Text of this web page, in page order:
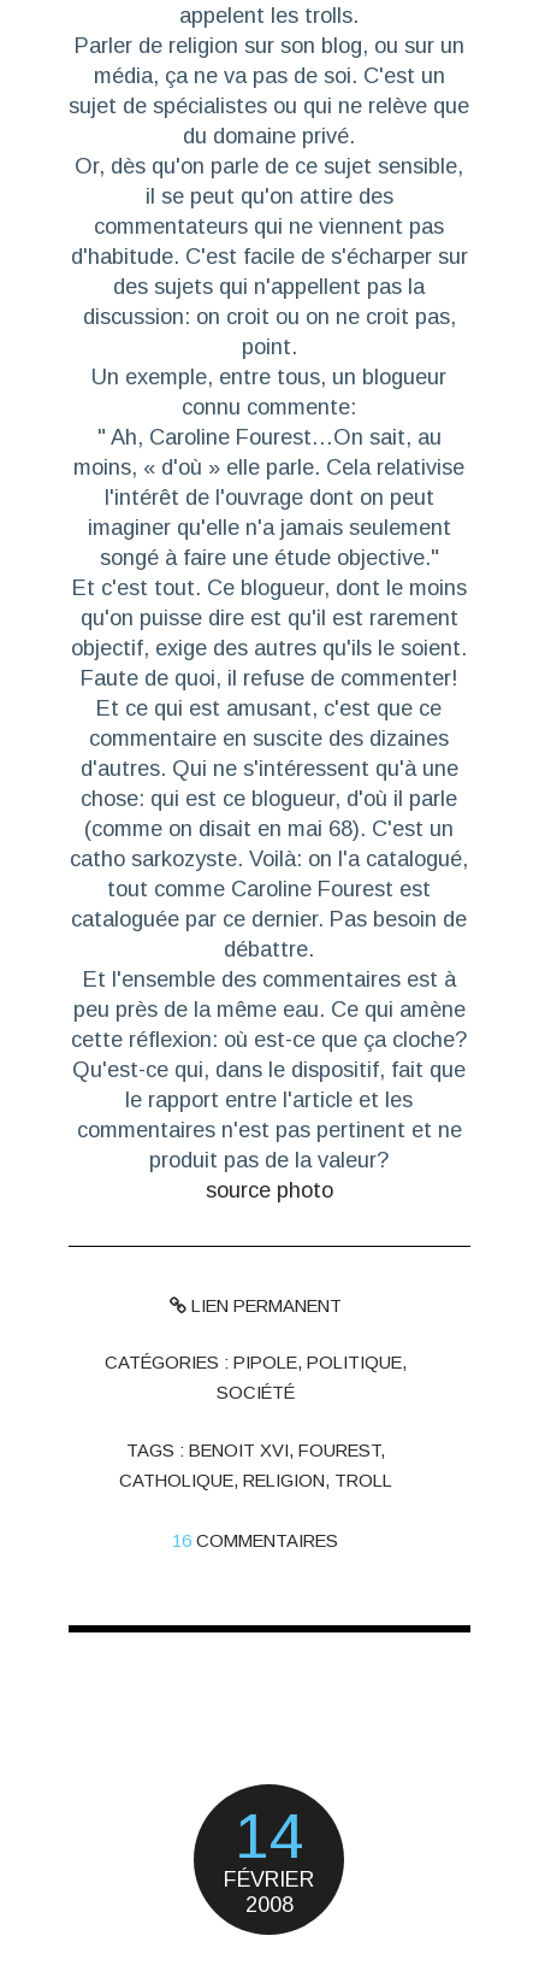
appelent les trolls.
Parler de religion sur son blog, ou sur un
média, ça ne va pas de soi. C'est un
sujet de spécialistes ou qui ne relève que
du domaine privé.
Or, dès qu'on parle de ce sujet sensible,
il se peut qu'on attire des
commentateurs qui ne viennent pas
d'habitude. C'est facile de s'écharper sur
des sujets qui n'appellent pas la
discussion: on croit ou on ne croit pas,
point.
Un exemple, entre tous, un blogueur
connu commente:
" Ah, Caroline Fourest…On sait, au
moins, « d'où » elle parle. Cela relativise
l'intérêt de l'ouvrage dont on peut
imaginer qu'elle n'a jamais seulement
songé à faire une étude objective."
Et c'est tout. Ce blogueur, dont le moins
qu'on puisse dire est qu'il est rarement
objectif, exige des autres qu'ils le soient.
Faute de quoi, il refuse de commenter!
Et ce qui est amusant, c'est que ce
commentaire en suscite des dizaines
d'autres. Qui ne s'intéressent qu'à une
chose: qui est ce blogueur, d'où il parle
(comme on disait en mai 68). C'est un
catho sarkozyste. Voilà: on l'a catalogué,
tout comme Caroline Fourest est
cataloguée par ce dernier. Pas besoin de
débattre.
Et l'ensemble des commentaires est à
peu près de la même eau. Ce qui amène
cette réflexion: où est-ce que ça cloche?
Qu'est-ce qui, dans le dispositif, fait que
le rapport entre l'article et les
commentaires n'est pas pertinent et ne
produit pas de la valeur?
source photo
LIEN PERMANENT
CATÉGORIES : PIPOLE, POLITIQUE,
SOCIÉTÉ
TAGS : BENOIT XVI, FOUREST,
CATHOLIQUE, RELIGION, TROLL
16 COMMENTAIRES
14
FÉVRIER
2008